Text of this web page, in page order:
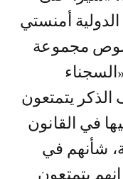
أمنستي
مجموعة
الذكر يتمتعون
في القانون
شأنهم في
يتمتعون